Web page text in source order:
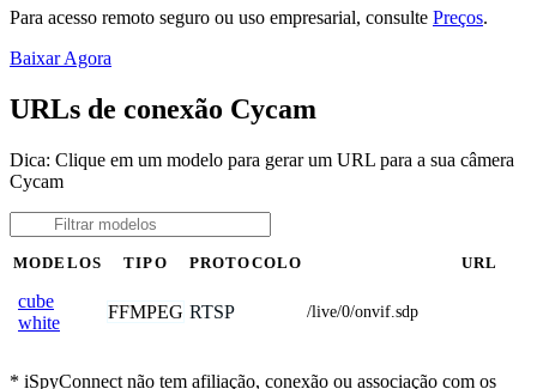
Para acesso remoto seguro ou uso empresarial, consulte Preços.
Baixar Agora
URLs de conexão Cycam
Dica: Clique em um modelo para gerar um URL para a sua câmera
Cycam
MODELOS TIPO PROTOCOLO URL
cube
white
FFMPEG RTSP /live/0/onvif.sdp
* iSpyConnect não tem afiliação, conexão ou associação com os